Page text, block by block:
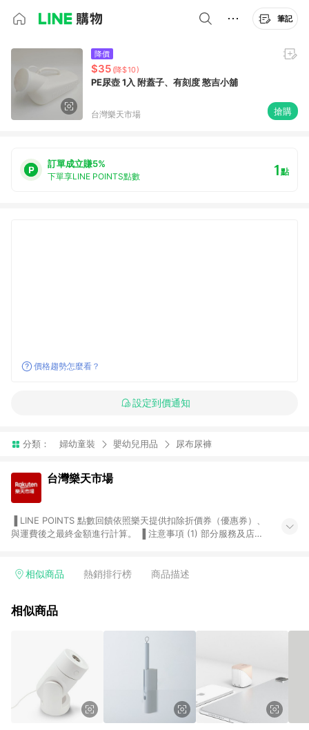
筆記
降價
$35 (降$10)
PE尿壺 1入 附蓋子、有刻度 憨吉小舖
台灣樂天市場 搶購
訂單成立賺5%
下單享LINE POINTS點數 1點
價格趨勢怎麼看？
設定到價通知
分類： 婦幼童裝 嬰幼兒用品 尿布尿褲
台灣樂天市場
與運費後之最終金額進行計算。 ▐ 注意事項 (1) 部分服務及店家
Smart mobile、神腦生活、JS巨盛、樂天KOBO電子書，請詳閱
台灣樂天市場，並在同一瀏覽器於24小時內結帳，才享有 LINE
市場 45 天內完成訂單出貨及結帳，則不符合贈點資格。 (4) 如
使用APP、或中途瀏覽比價網、回饋網、Google等其他網頁、或
由網頁版(電腦版/手機版網頁)切換為App都將會造成追蹤中斷而
無法進行 LINE POINTS 回饋。 (5) LINE 購物為購物資訊整合性
平台，商品資料更新會有時間差，如顯示之商品規格、顏色、價
位、贈品與台灣樂天市場銷售網頁不符，以銷售網頁標示為準。
(6) 導購訂單已逾 365 天，根據台灣樂天回饋規定，逾期訂單將
相似商品 熱銷排行榜 商品描述
相似商品